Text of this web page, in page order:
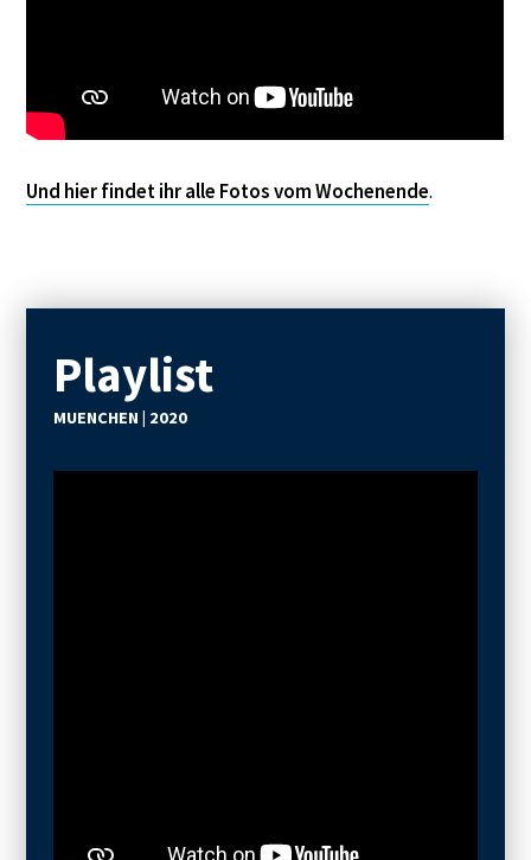
Und hier findet ihr alle Fotos vom Wochenende.
Playlist
MUENCHEN | 2020